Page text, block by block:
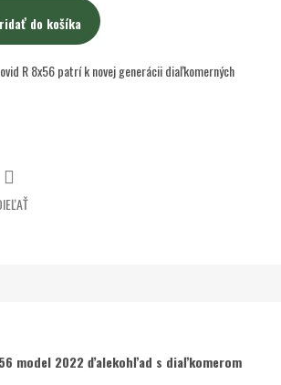
do košíka
R 8x56 patrí k novej generácii diaľkomerných
model 2022 ďalekohľad s diaľkomerom